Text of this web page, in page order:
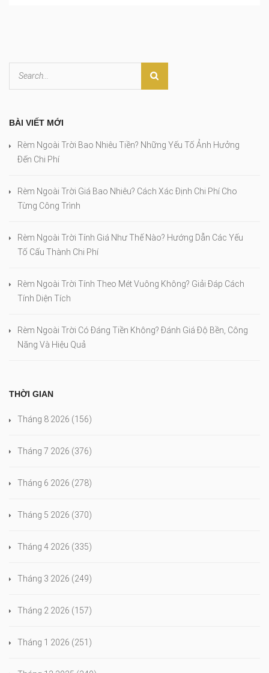
BÀI VIẾT MỚI
Rèm Ngoài Trời Bao Nhiêu Tiền? Những Yếu Tố Ảnh Hưởng
Đến Chi Phí
Rèm Ngoài Trời Giá Bao Nhiêu? Cách Xác Định Chi Phí Cho
Từng Công Trình
Rèm Ngoài Trời Tính Giá Như Thế Nào? Hướng Dẫn Các Yếu
Tố Cấu Thành Chi Phí
Rèm Ngoài Trời Tính Theo Mét Vuông Không? Giải Đáp Cách
Tính Diện Tích
Rèm Ngoài Trời Có Đáng Tiền Không? Đánh Giá Độ Bền, Công
Năng Và Hiệu Quả
THỜI GIAN
Tháng 8 2026 (156)
Tháng 7 2026 (376)
Tháng 6 2026 (278)
Tháng 5 2026 (370)
Tháng 4 2026 (335)
Tháng 3 2026 (249)
Tháng 2 2026 (157)
Tháng 1 2026 (251)